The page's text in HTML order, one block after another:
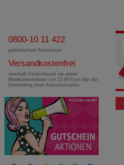
0800-10 11 422
gebührenfreie Rufnummer
Versandkostenfrei
innerhalb Deutschlands bei einem
Mindestbestellwert von 13,99 Euro oder bei
Einsendung eines Kassenrezeptes